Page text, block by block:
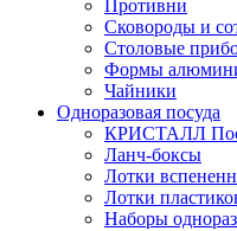
Противни
Сковороды и
Столовые
Формы
Чайники
Одноразовая посуда
КРИСТАЛЛ
Ланч-боксы
Лотки
Лотки
Наборы